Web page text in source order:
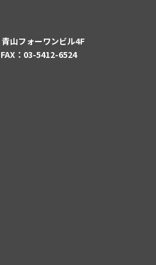
山フォーワンビル4F
：03-5412-6524